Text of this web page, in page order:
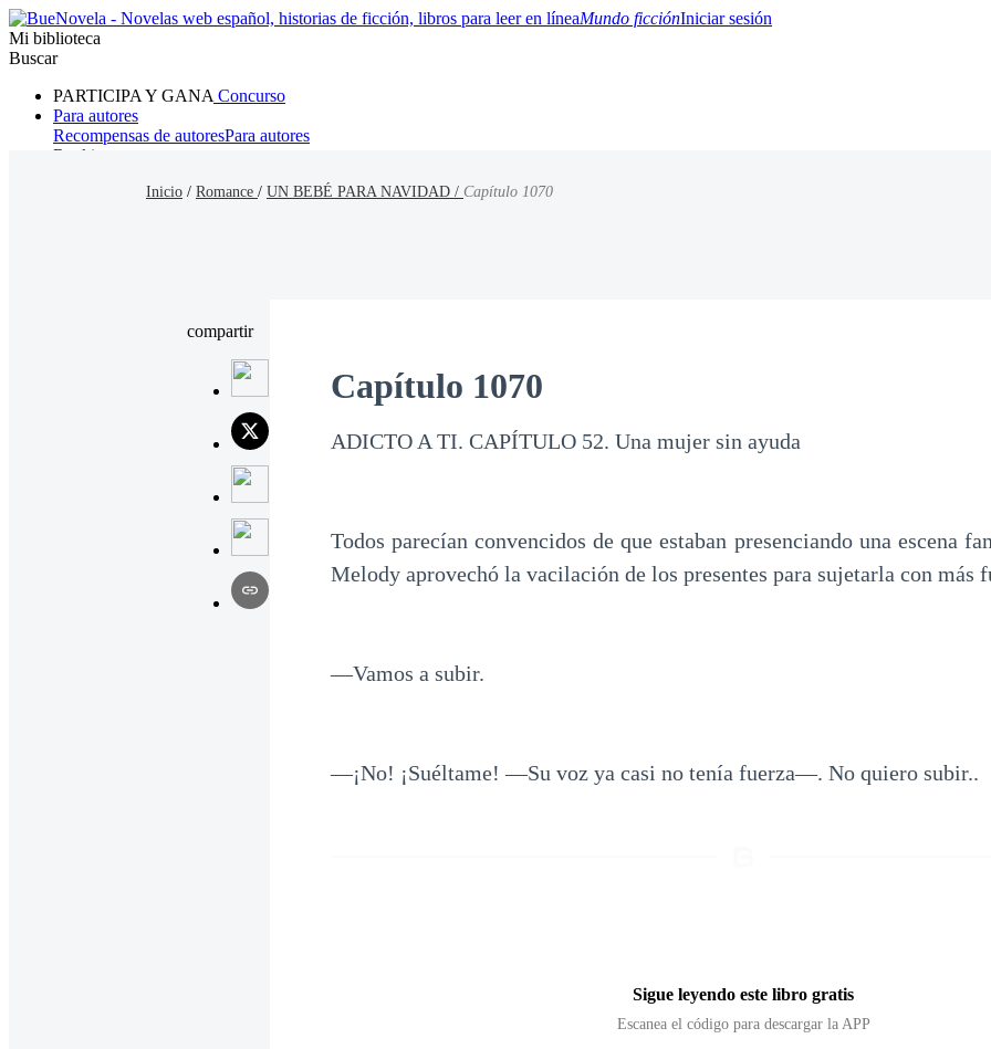
Mundo ficciónIniciar sesión
Mi biblioteca
Buscar
PARTICIPA Y GANA Concurso
Para autores
Recompensas de autoresPara autores
Ranking
Inicio / Romance / UN BEBÉ PARA NAVIDAD / Capítulo 1070
compartir
Capítulo 1070
ADICTO A TI. CAPÍTULO 52. Una mujer sin ayuda
Todos parecían convencidos de que estaban presenciando una escena
Melody aprovechó la vacilación de los presentes para sujetarla con más
—Vamos a subir.
—¡No! ¡Suéltame! —Su voz ya casi no tenía fuerza—. No quiero subir..
Sigue leyendo este libro gratis
Escanea el código para descargar la APP